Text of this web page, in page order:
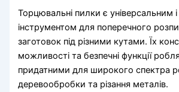
Торцювальні пилки є універсальним
інструментом для поперечного
заготовок під різними кутами. Їх
можливості та безпечні функції
придатними для широкого спектра
деревообробки та різання металів.